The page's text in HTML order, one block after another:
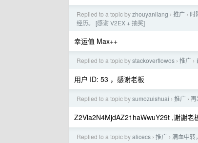
Replied to a topic byzhouyanliang › 推广 › 时
经历。 [感谢 V2EX + 抽奖]
幸运值 Max++
Replied to a topic bystackoverflowos › 推广 ›
用户 ID: 53 ，感谢老板
Replied to a topic bysumozuishuai › 推广 › 再
Z2Vla2N4MjdAZ21haWwuY29t ,谢谢老
Replied to a topic byalicecs › 推广 › 满血中转